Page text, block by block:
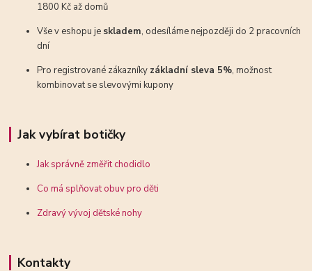
1800 Kč až domů
Vše v eshopu je skladem, odesíláme nejpozději do 2 pracovních
dní
Pro registrované zákazníky základní sleva 5%, možnost
kombinovat se slevovými kupony
Jak vybírat botičky
Jak správně změřit chodidlo
Co má splňovat obuv pro děti
Zdravý vývoj dětské nohy
Kontakty